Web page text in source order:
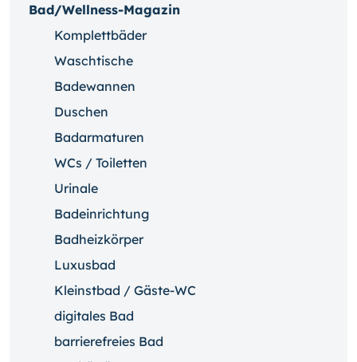
Bad/Wellness-Magazin
Komplettbäder
Waschtische
Badewannen
Duschen
Badarmaturen
WCs / Toiletten
Urinale
Badeinrichtung
Badheizkörper
Luxusbad
Kleinstbad / Gäste-WC
digitales Bad
barrierefreies Bad